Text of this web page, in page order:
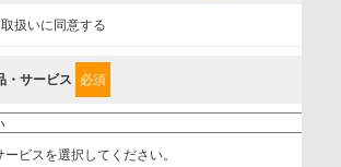
で定める範囲内で、サービスの提供やご案
用させていただいております。
るお客様（本人）に対して、情報の収集目
の有無、情報提供の任意性や権利について
情報提供がお客様の懸念にならないよう
扱いに同意する
・サービス 必須
ビスを選択してください。